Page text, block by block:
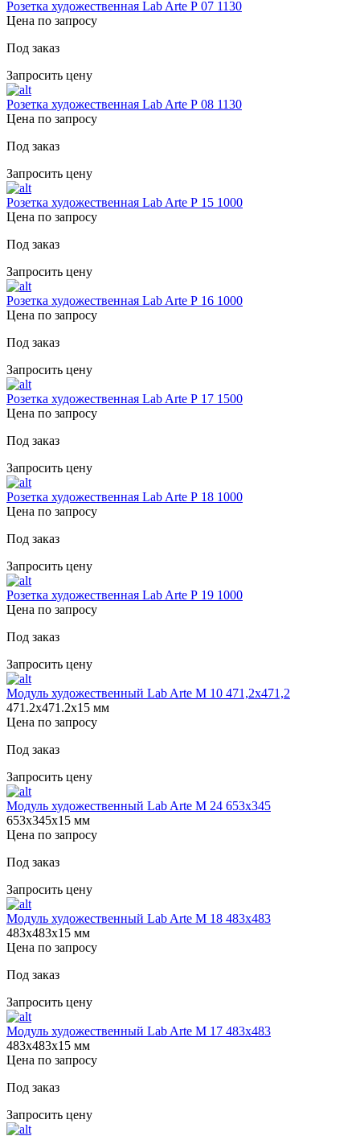
Розетка художественная Lab Arte Р 07 1130
Цена по запросу
Под заказ
Запросить цену
Розетка художественная Lab Arte Р 08 1130
Цена по запросу
Под заказ
Запросить цену
Розетка художественная Lab Arte Р 15 1000
Цена по запросу
Под заказ
Запросить цену
Розетка художественная Lab Arte Р 16 1000
Цена по запросу
Под заказ
Запросить цену
Розетка художественная Lab Arte Р 17 1500
Цена по запросу
Под заказ
Запросить цену
Розетка художественная Lab Arte Р 18 1000
Цена по запросу
Под заказ
Запросить цену
Розетка художественная Lab Arte Р 19 1000
Цена по запросу
Под заказ
Запросить цену
Модуль художественный Lab Arte М 10 471,2х471,2
471.2х471.2х15 мм
Цена по запросу
Под заказ
Запросить цену
Модуль художественный Lab Arte М 24 653х345
653х345х15 мм
Цена по запросу
Под заказ
Запросить цену
Модуль художественный Lab Arte М 18 483х483
483х483х15 мм
Цена по запросу
Под заказ
Запросить цену
Модуль художественный Lab Arte М 17 483х483
483х483х15 мм
Цена по запросу
Под заказ
Запросить цену